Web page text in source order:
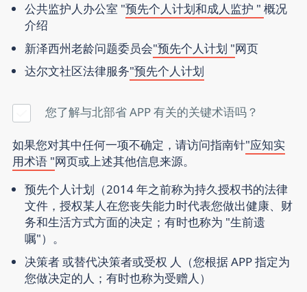
公共监护人办公室 "预先个人计划和成人监护 " 概况
介绍
新泽西州老龄问题委员会"预先个人计划 "网页
达尔文社区法律服务"预先个人计划
您了解与北部省 APP 有关的关键术语吗？
如果您对其中任何一项不确定，请访问指南针"应知实
用术语 "网页或上述其他信息来源。
预先个人计划 （2014 年之前称为持久授权书的法律
文件，授权某人在您丧失能力时代表您做出健康、财
务和生活方式方面的决定；有时也称为 "生前遗
嘱"）。
决策者或替代决策者或受权 人
（您根据 APP 指定为
您做决定的人；有时也称为受赠人）